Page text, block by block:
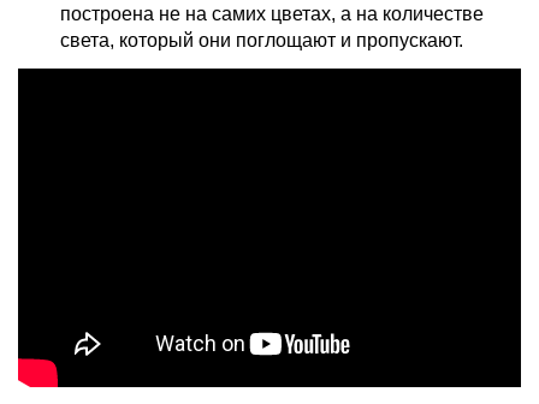
построена не на самих цветах, а на количестве
света, который они поглощают и пропускают.